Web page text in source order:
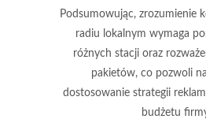
Podsumowując, zrozumienie
radiu lokalnym wymaga
różnych stacji oraz
pakietów, co pozwoli
dostosowanie strategii
budżetu